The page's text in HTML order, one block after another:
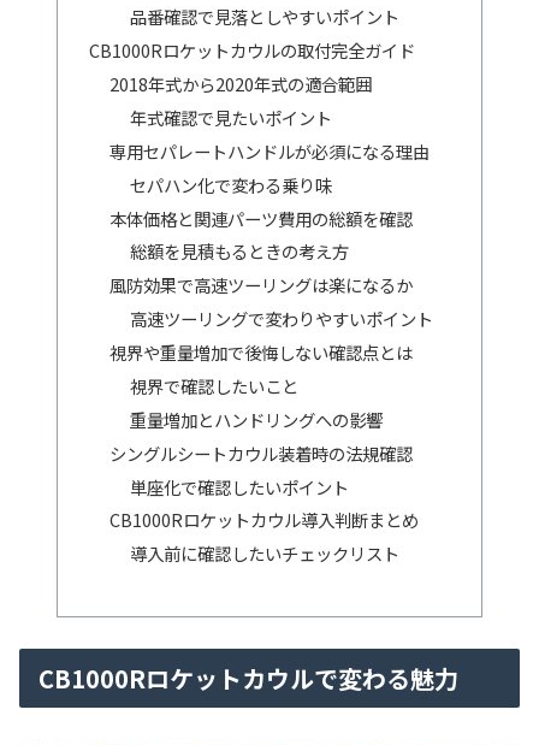
品番確認で見落としやすいポイント
CB1000Rロケットカウルの取付完全ガイド
2018年式から2020年式の適合範囲
年式確認で見たいポイント
専用セパレートハンドルが必須になる理由
セパハン化で変わる乗り味
本体価格と関連パーツ費用の総額を確認
総額を見積もるときの考え方
風防効果で高速ツーリングは楽になるか
高速ツーリングで変わりやすいポイント
視界や重量増加で後悔しない確認点とは
視界で確認したいこと
重量増加とハンドリングへの影響
シングルシートカウル装着時の法規確認
単座化で確認したいポイント
CB1000Rロケットカウル導入判断まとめ
導入前に確認したいチェックリスト
CB1000Rロケットカウルで変わる魅力